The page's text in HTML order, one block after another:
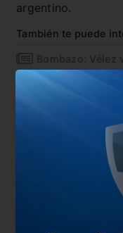
argentino.
También te puede
Bombazo: Vélez
Vélez y los
Vélez golpeó
Vélez festejó en
#Guillermo